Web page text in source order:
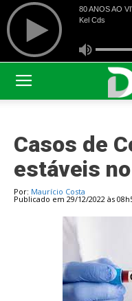
Casos de
estáveis
Por: Maurício Costa
Publicado em 29/12/2022 às